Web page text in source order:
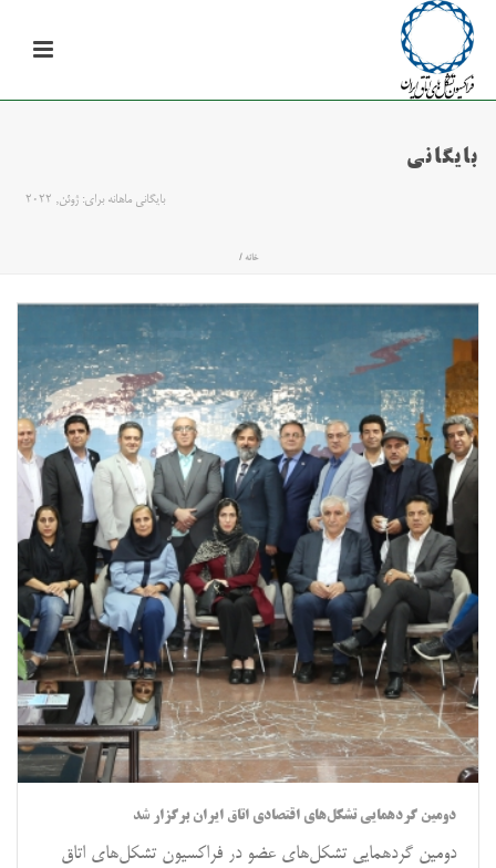
بایگانی
بایگانی ماهانه برای: ژوئن, 2022
خانه /
دومین گردهمایی تشکل‌های اقتصادی اتاق ایران برگزار شد
دومین گردهمایی تشکل‌های عضو در فراکسیون تشکل‌های اتاق